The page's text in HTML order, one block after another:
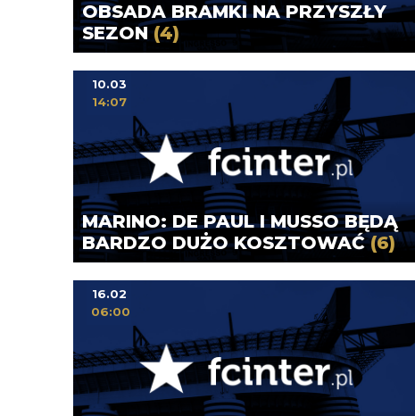
OBSADA BRAMKI NA PRZYSZŁY
SEZON(4)
MARINO: DE PAUL I MUSSO BĘDĄ
BARDZO DUŻO KOSZTOWAĆ(6)
10.03
14:07
16.02
06:00